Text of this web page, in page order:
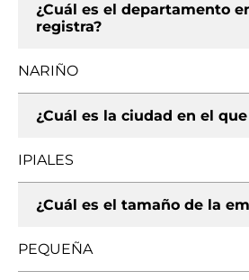
¿Cuál es el departamento
registra?
NARIÑO
¿Cuál es la ciudad en el
IPIALES
¿Cuál es el tamaño de la
PEQUEÑA